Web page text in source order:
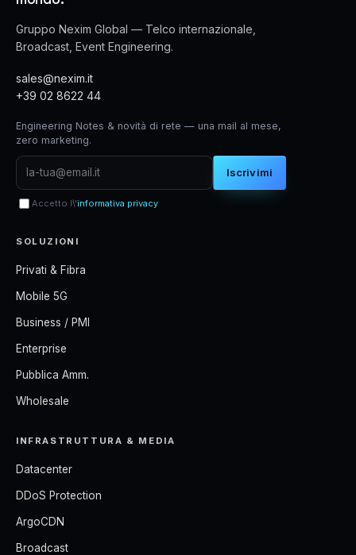
Gruppo Nexim Global — Telco internazionale,
Broadcast, Event Engineering.
sales@nexim.it
+39 02 8622 44
Engineering Notes & novità di rete — una mail al mese,
zero marketing.
Iscrivimi
Accetto l\'informativa privacy
SOLUZIONI
Privati & Fibra
Mobile 5G
Business / PMI
Enterprise
Pubblica Amm.
Wholesale
INFRASTRUTTURA & MEDIA
Datacenter
DDoS Protection
ArgoCDN
Broadcast